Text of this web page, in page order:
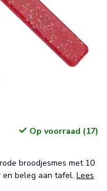
Op voorraad (17)
broodjesmes met 10
en beleg aan tafel. Lees